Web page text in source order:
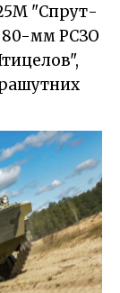
"Спрут-
80-мм РСЗО